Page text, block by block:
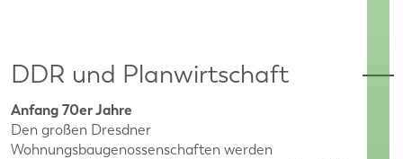
DDR und Planwirtschaft
Anfang 70er Jahre
Den großen Dresdner
Wohnungsbaugenossenschaften werden